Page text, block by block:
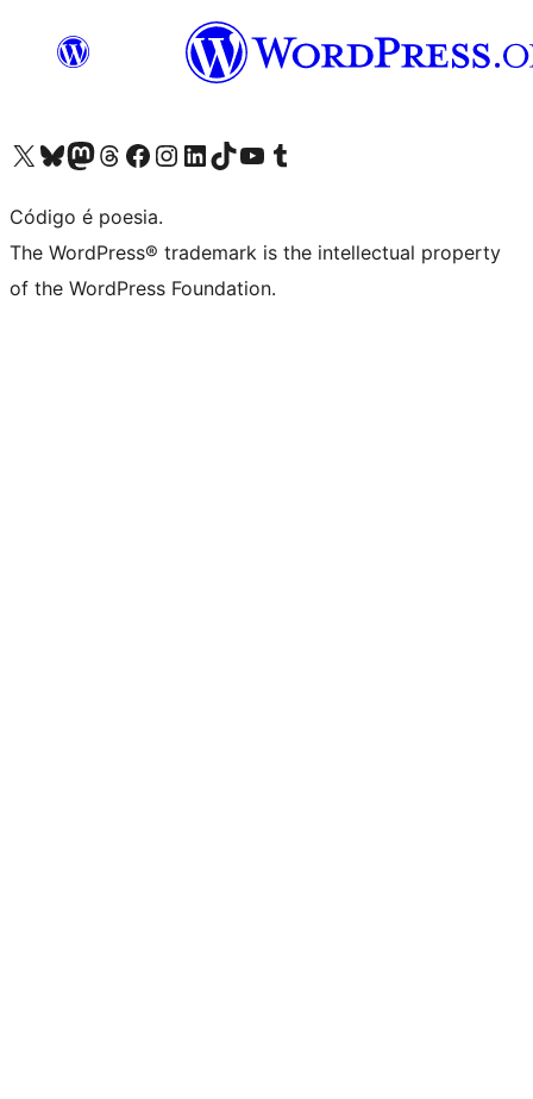
Acessar nossa conta do X (antigo Twitter)
Acessar nossa conta do Bluesky
Acessar nossa conta do Mastodon
Acessar nossa conta do Threads
Acessar nossa página do Facebook
Acessar nossa conta do Instagram
Acessar nossa conta do LinkedIn
Acessar nossa conta do TikTok
Acessar nosso canal do YouTube
Acessar nossa conta no Tumblr
Código é poesia.
The WordPress® trademark is the intellectual property
of the WordPress Foundation.